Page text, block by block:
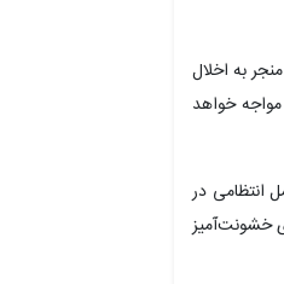
به اخلال
خواهد
انتظامی در
خشونت‌آمیز